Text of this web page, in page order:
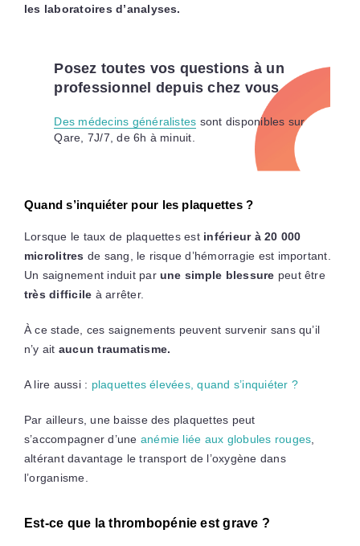
les laboratoires d’analyses.
Posez toutes vos questions à un
professionnel depuis chez vous
Des médecins généralistes sont disponibles sur
Qare, 7J/7, de 6h à minuit.
Quand s’inquiéter pour les plaquettes ?
Lorsque le taux de plaquettes est inférieur à 20 000
microlitres de sang, le risque d’hémorragie est important.
Un saignement induit par une simple blessure peut être
très difficile à arrêter.
À ce stade, ces saignements peuvent survenir sans qu’il
n’y ait aucun traumatisme.
A lire aussi : plaquettes élevées, quand s’inquiéter ?
Par ailleurs, une baisse des plaquettes peut
s’accompagner d’une anémie liée aux globules rouges
altérant davantage le transport de l’oxygène dans
l’organisme.
Est-ce que la thrombopénie est grave ?